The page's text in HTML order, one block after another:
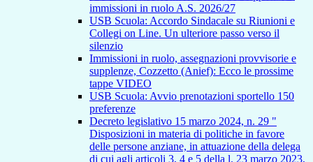
immissioni in ruolo A.S. 2026/27
USB Scuola: Accordo Sindacale su Riunioni e
Collegi on Line. Un ulteriore passo verso il
silenzio
Immissioni in ruolo, assegnazioni provvisorie e
supplenze, Cozzetto (Anief): Ecco le prossime
tappe VIDEO
USB Scuola: Avvio prenotazioni sportello 150
preferenze
Decreto legislativo 15 marzo 2024, n. 29 "
Disposizioni in materia di politiche in favore
delle persone anziane, in attuazione della delega
di cui agli articoli 3, 4 e 5 della l. 23 marzo 2023,